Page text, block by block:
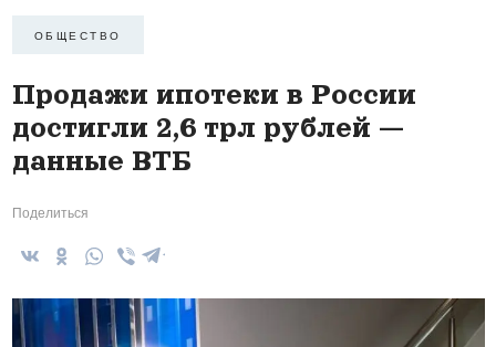
ОБЩЕСТВО
Продажи ипотеки в России
достигли 2,6 трл рублей —
данные ВТБ
Поделиться